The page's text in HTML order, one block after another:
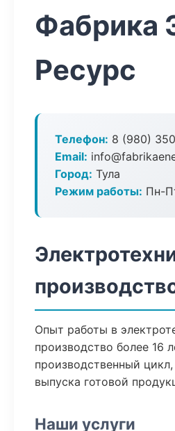
Фабрика
Ресурс
Телефон: 8 (980)
Email:
Город: Тула
Режим работы: Пн-
Опыт работы в
производство более 16
производственный
выпуска готовой
Наши услуги